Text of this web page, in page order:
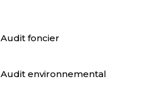
Audit foncier
Audit environnemental